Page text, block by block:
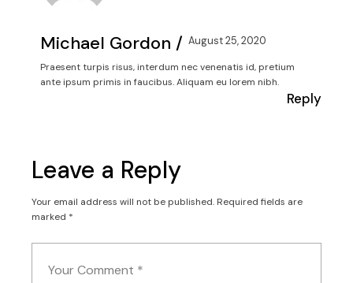
Michael Gordon August 25, 2020
Praesent turpis risus, interdum nec venenatis id, pretium
ante ipsum primis in faucibus. Aliquam eu lorem nibh.
Reply
Leave a Reply
Your email address will not be published. Required fields are
marked *